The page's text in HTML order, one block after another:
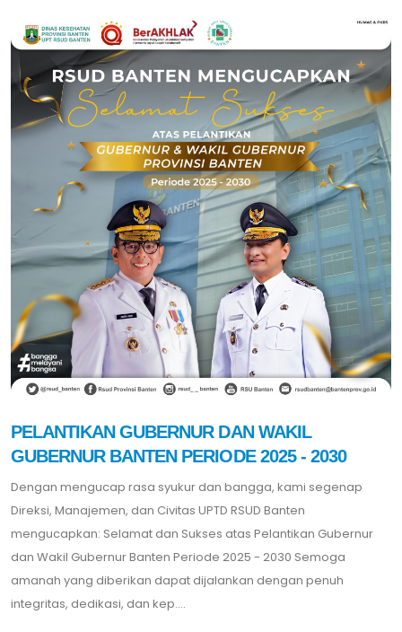
PELANTIKAN GUBERNUR DAN WAKIL
GUBERNUR BANTEN PERIODE 2025 - 2030
Dengan mengucap rasa syukur dan bangga, kami segenap
Direksi, Manajemen, dan Civitas UPTD RSUD Banten
mengucapkan: Selamat dan Sukses atas Pelantikan Gubernur
dan Wakil Gubernur Banten Periode 2025 - 2030 Semoga
amanah yang diberikan dapat dijalankan dengan penuh
integritas, dedikasi, dan kep....